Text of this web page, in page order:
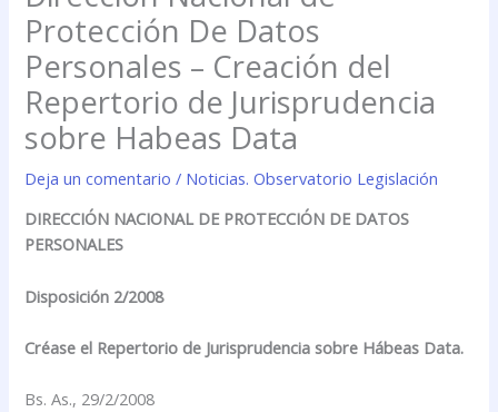
Protección De Datos
Personales – Creación del
Repertorio de Jurisprudencia
sobre Habeas Data
Deja un comentario / Noticias. Observatorio Legislación
DIRECCIÓN NACIONAL DE PROTECCIÓN DE DATOS
PERSONALES
Disposición 2/2008
Créase el Repertorio de Jurisprudencia sobre Hábeas Data.
Bs. As., 29/2/2008